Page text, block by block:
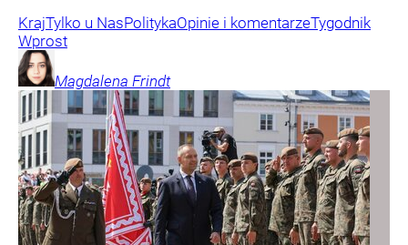
KrajTylko u NasPolitykaOpinie i komentarzeTygodnik
Wprost
Magdalena Frindt